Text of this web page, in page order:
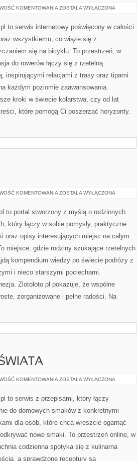
KOMENTOWANIA ROWEROWA
ROWERY
I
ZOSTAŁA WYŁĄCZONA
to serwis internetowy poświęcony w całości
wszystkiemu, co wiąże się z
się na bicyklu. To przestrzeń, w
do rowerów łączy się z rzetelną
inspirującymi relacjami z trasy oraz tipami
każdym poziomie zaawansowania.
kroki w świecie kolarstwa, czy od lat
które pomogą Ci poszerzać horyzonty.
KOMENTOWANIA IZRAEL
ZOSTAŁA WYŁĄCZONA
to portal stworzony z myślą o rodzinnych
który łączy w sobie pomysły, praktyczne
oraz opisy interesujących miejsc na całym
miejsce, gdzie rodziny szukające rzetelnych
kompendium wiedzy po świecie podróży z
i nieco starszymi pociechami.
Zlotoloto.pl pokazuje, że wspólne
zorganizowane i pełne radości. Na
KOMENTOWANIA PRZETWORY
ŚWIATA
ZOSTAŁA WYŁĄCZONA
to serwis z przepisami, który łączy
do domowych smaków z konkretnymi
dla osób, które chcą wreszcie ogarnąć
nowe smaki. To przestrzeń online, w
codzienna spotyka się z kulinarna
a sprawdzone receptury są